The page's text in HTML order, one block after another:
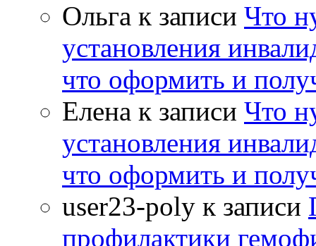
Ольга к записи Что
установления
что оформить и
Елена к записи Что
установления
что оформить и
user23-poly к записи
профилактики